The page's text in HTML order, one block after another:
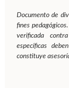
Documento de
fines
verificada
específicas
constituye